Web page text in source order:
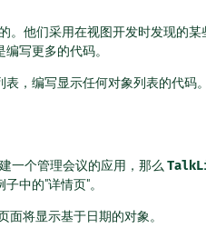
。他们采用在视图开发时发现的
写更多的代码。
，编写显示任何对象列表的代码
一个管理会议的应用，那么
中的"详情页"。
将显示基于日期的对象。